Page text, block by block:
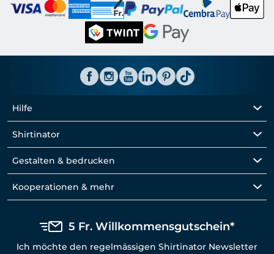
Hilfe
Shirtinator
Gestalten & bedrucken
Kooperationen & mehr
5 Fr. Willkommensgutschein*
Ich möchte den regelmässigen Shirtinator Newsletter